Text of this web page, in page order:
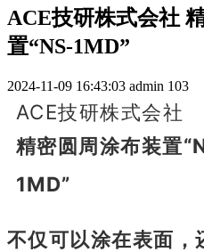
ACE技研株式会社
置“NS-1MD”
2024-11-09 16:43:03 admin 103
ACE技研株式会社
精密圆周涂布装置
1MD”
不仅可以涂在表面，